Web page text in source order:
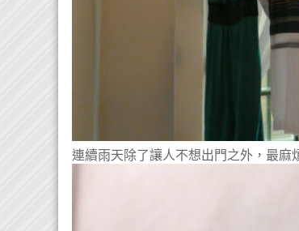
連續雨天除了讓人不想出門之外，最麻